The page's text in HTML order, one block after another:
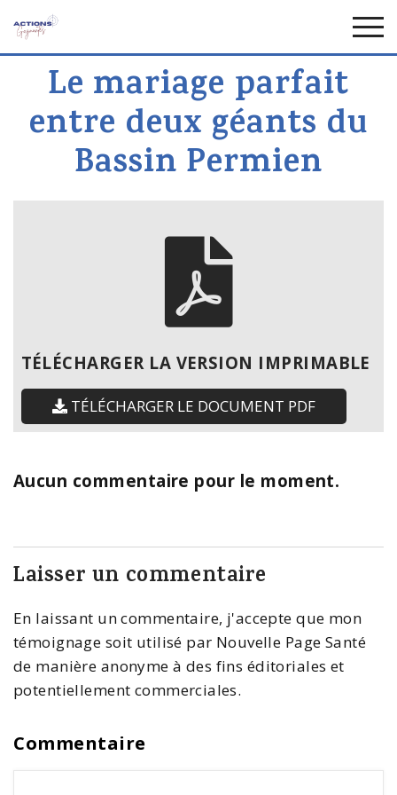
Le mariage parfait
entre deux géants du
Bassin Permien
TÉLÉCHARGER LA VERSION IMPRIMABLE
TÉLÉCHARGER LE DOCUMENT PDF
Aucun commentaire pour le moment.
Laisser un commentaire
En laissant un commentaire, j'accepte que mon
témoignage soit utilisé par Nouvelle Page Santé
de manière anonyme à des fins éditoriales et
potentiellement commerciales.
Commentaire